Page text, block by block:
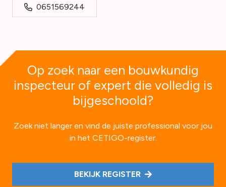
0651569244
Op zoek naar een bouwkundig
inspecteur of expert die volledig is
bijgeschoold?
Zoek niet langer en vind de juiste professional voor jou
in het CETIGO-register.
BEKIJK REGISTER